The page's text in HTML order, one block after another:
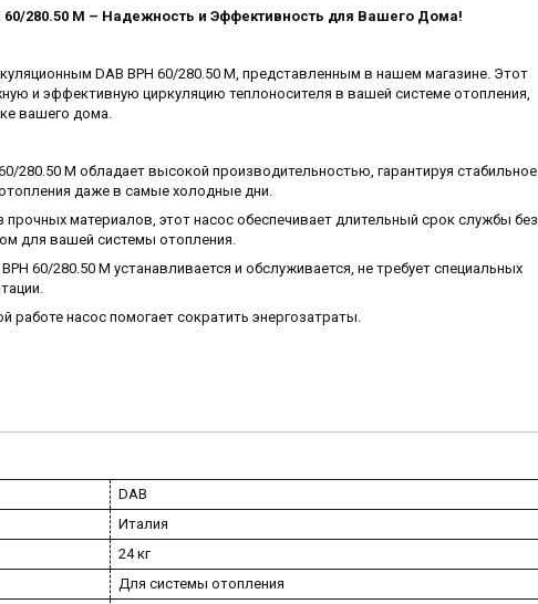
280.50 M – Надежность и Эффективность для Вашего Дома!
DAB BPH 60/280.50 M, представленным в нашем магазине. Этот
и эффективную циркуляцию теплоносителя в вашей системе отопления,
вашего дома.
280.50 M обладает высокой производительностью, гарантируя стабильное
даже в самые холодные дни.
материалов, этот насос обеспечивает длительный срок службы без
для вашей системы отопления.
60/280.50 M устанавливается и обслуживается, не требует специальных
работе насос помогает сократить энергозатраты.
DAB
Италия
24 кг
Для системы отопления